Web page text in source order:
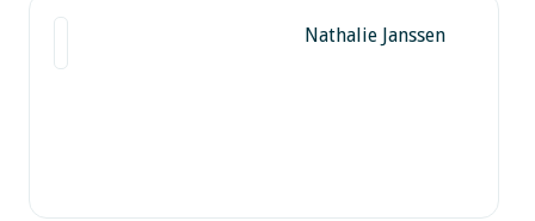
Nathalie Janssen